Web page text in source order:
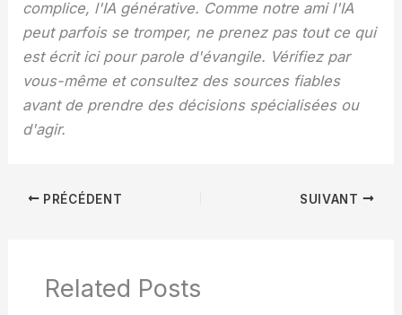
complice, l'IA générative. Comme notre ami l'IA
peut parfois se tromper, ne prenez pas tout ce qui
est écrit ici pour parole d'évangile. Vérifiez par
vous-même et consultez des sources fiables
avant de prendre des décisions spécialisées ou
d'agir.
PRÉCÉDENT SUIVANT
Related Posts